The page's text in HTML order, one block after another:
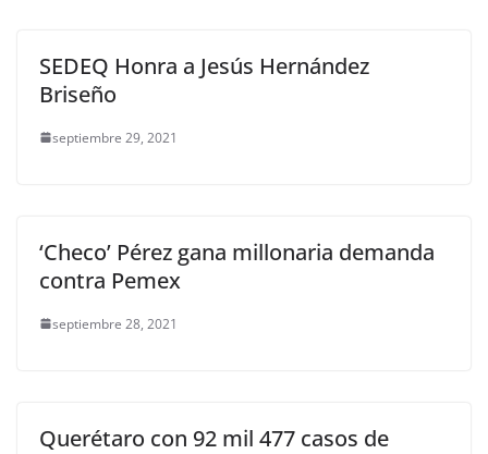
SEDEQ Honra a Jesús Hernández
Briseño
septiembre 29, 2021
‘Checo’ Pérez gana millonaria demanda
contra Pemex
septiembre 28, 2021
Querétaro con 92 mil 477 casos de